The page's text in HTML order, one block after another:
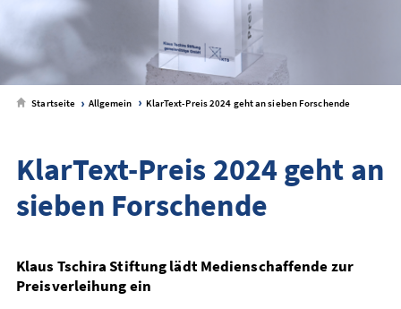
Startseite Allgemein KlarText-Preis 2024 geht an sieben Forschende
KlarText-Preis 2024 geht an
sieben Forschende
Klaus Tschira Stiftung lädt Medienschaffende zur
Preisverleihung ein